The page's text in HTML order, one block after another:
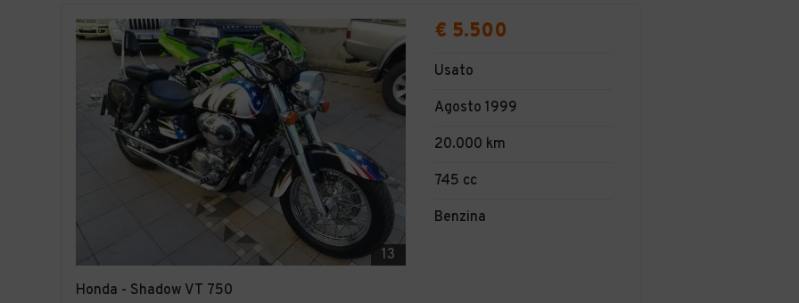
13
Honda - Shadow VT 750
€ 5.500
Usato
Agosto 1999
20.000 km
745 cc
Benzina